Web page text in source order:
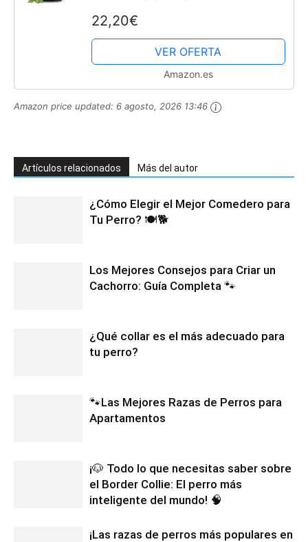
| Reduce el exceso de peso y
fortalece la saturación |...
22,20€
VER OFERTA
Amazon.es
Amazon price updated: 6 agosto, 2026 13:46
Artículos relacionados Más del autor
¿Cómo Elegir el Mejor Comedero para
Tu Perro? 🍽️🐕
Los Mejores Consejos para Criar un
Cachorro: Guía Completa 🐾
¿Qué collar es el más adecuado para
tu perro?
🐾Las Mejores Razas de Perros para
Apartamentos
¡🐶 Todo lo que necesitas saber sobre
el Border Collie: El perro más
inteligente del mundo! 🧠
¡Las razas de perros más populares en